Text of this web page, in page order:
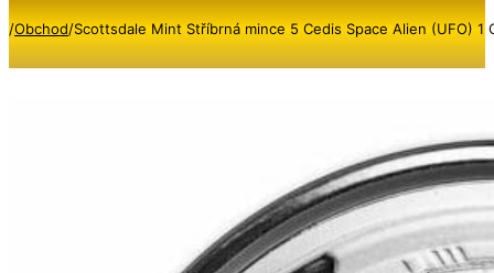
/Obchod/Scottsdale Mint Stříbrná mince 5 Cedis Space Alien (UFO) 1